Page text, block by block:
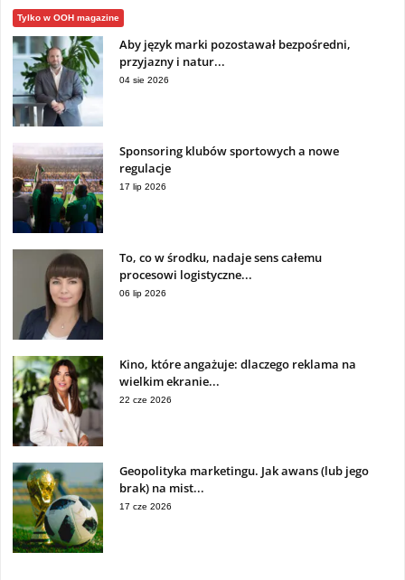
Tylko w OOH magazine
Aby język marki pozostawał bezpośredni,
przyjazny i natur...
04 sie 2026
Sponsoring klubów sportowych a nowe
regulacje
17 lip 2026
To, co w środku, nadaje sens całemu
procesowi logistyczne...
06 lip 2026
Kino, które angażuje: dlaczego reklama na
wielkim ekranie...
22 cze 2026
Geopolityka marketingu. Jak awans (lub jego
brak) na mist...
17 cze 2026